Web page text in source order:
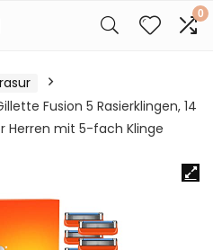
0
Fusion 5 Rasierklingen, 14
Herren mit 5-fach Klinge